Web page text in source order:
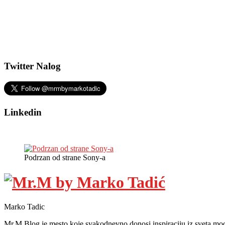
Twitter Nalog
Linkedin
Podrzan od strane Sony-a
Marko Tadic